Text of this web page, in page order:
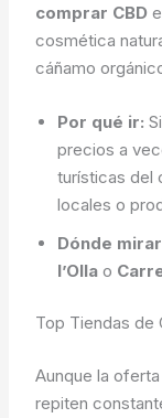
comprar CBD
cosmética
cáñamo
Por qué ir:
precios a
turísticas del
locales o
Dónde
l’Olla o
Top Tiendas de
Aunque la
repiten